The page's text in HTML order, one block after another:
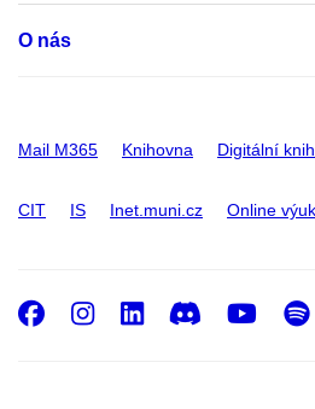
O nás
Mail M365 Knihovna Digitální
CIT IS Inet.muni.cz Online
Facebook
Instagram
LinkedIn